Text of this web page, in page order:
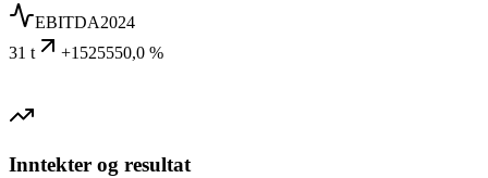
EBITDA2024
31 t
+1525550,0 %
Inntekter og resultat